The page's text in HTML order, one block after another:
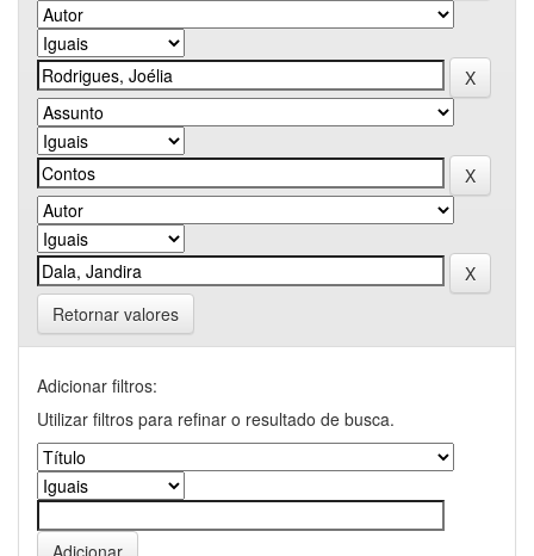
Retornar valores
Adicionar filtros:
Utilizar filtros para refinar o resultado de busca.